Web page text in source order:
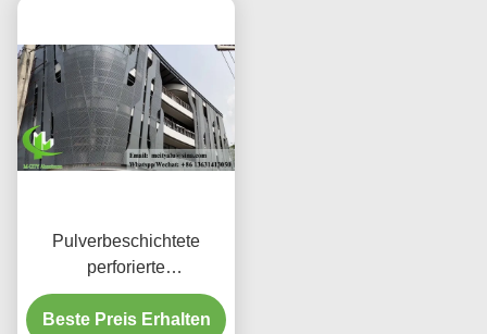
Pulverbeschichtete
perforierte
Aluminiumplatte mit
benutzerdefinierten RAL-
Beste Preis Erhalten